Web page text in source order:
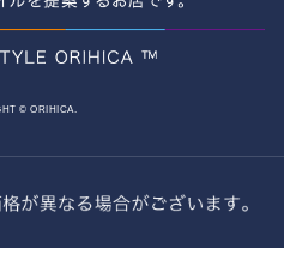
© ORIHICA.